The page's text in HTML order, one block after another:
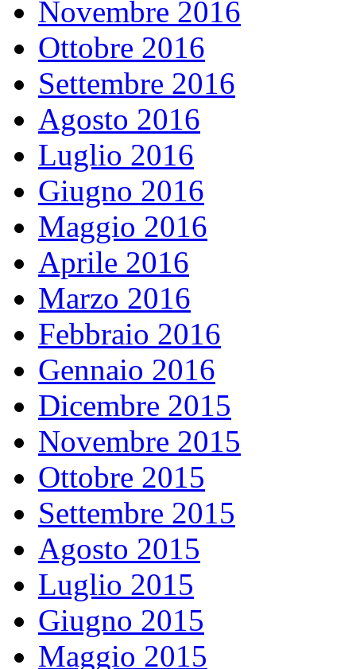
Novembre 2016
Ottobre 2016
Settembre 2016
Agosto 2016
Luglio 2016
Giugno 2016
Maggio 2016
Aprile 2016
Marzo 2016
Febbraio 2016
Gennaio 2016
Dicembre 2015
Novembre 2015
Ottobre 2015
Settembre 2015
Agosto 2015
Luglio 2015
Giugno 2015
Maggio 2015